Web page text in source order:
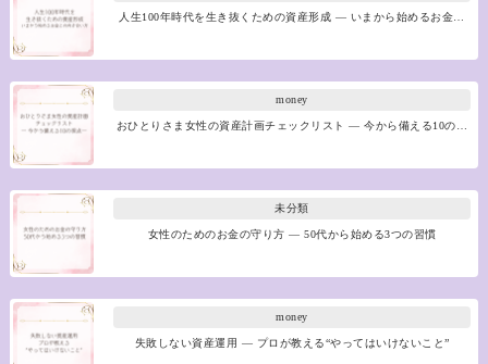
人生100年時代を生き抜くための資産形成 ― いまから始めるお金…
money
おひとりさま女性の資産計画チェックリスト ― 今から備える10の…
未分類
女性のためのお金の守り方 ― 50代から始める3つの習慣
money
失敗しない資産運用 ― プロが教える“やってはいけないこと”